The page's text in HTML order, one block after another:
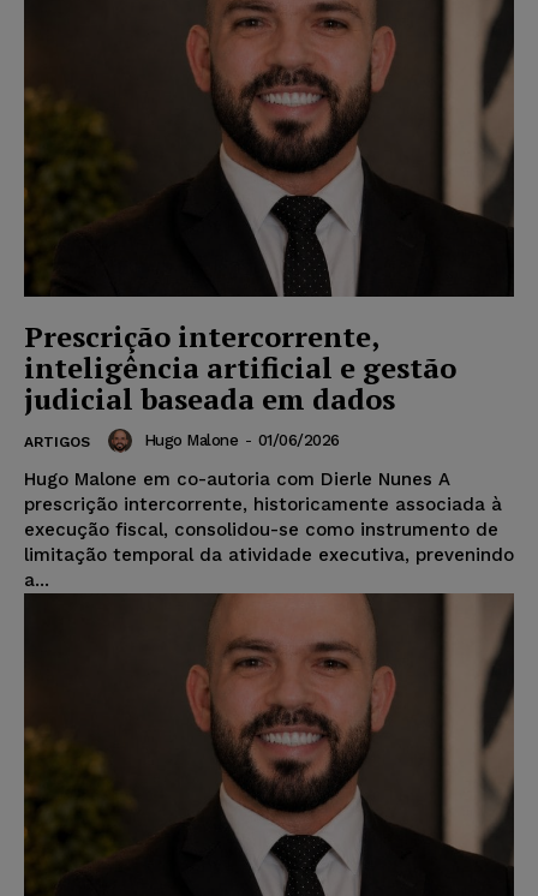
Prescrição intercorrente,
inteligência artificial e gestão
judicial baseada em dados
ARTIGOS Hugo Malone - 01/06/2026
Hugo Malone em co-autoria com Dierle Nunes A
prescrição intercorrente, historicamente associada à
execução fiscal, consolidou-se como instrumento de
limitação temporal da atividade executiva, prevenindo
a...